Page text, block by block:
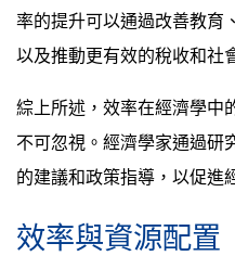
率的提升可以通過改善教育
以及推動更有效的稅收和社
綜上所述，效率在經濟學中
不可忽視。經濟學家通過研
的建議和政策指導，以促進
效率與資源配置